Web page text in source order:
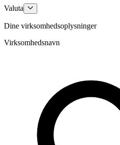
Valuta
Dine virksomhedsoplysninger
Virksomhedsnavn